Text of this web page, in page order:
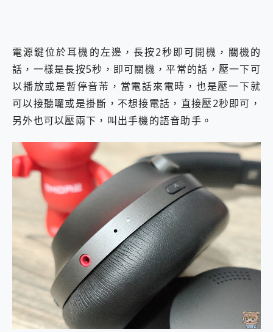
電源鍵位於耳機的左邊，長按2秒即可開機，關機的
話，一樣是長按5秒，即可關機，平常的話，壓一下可
以播放或是暫停音芾，當電話來電時，也是壓一下就
可以接聽囉或是掛斷，不想接電話，直接壓2秒即可，
另外也可以壓兩下，叫出手機的語音助手。